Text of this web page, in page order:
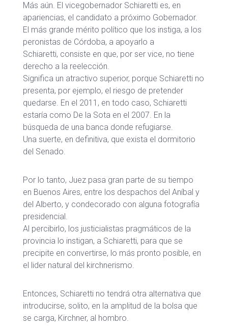
Más aún. El vicegobernador Schiaretti es, en
apariencias, el candidato a próximo Gobernador.
El más grande mérito político que los instiga, a los
peronistas de Córdoba, a apoyarlo a
Schiaretti, consiste en que, por ser vice, no tiene
derecho a la reelección.
Significa un atractivo superior, porque Schiaretti no
presenta, por ejemplo, el riesgo de pretender
quedarse. En el 2011, en todo caso, Schiaretti
estaría como De la Sota en el 2007. En la
búsqueda de una banca donde refugiarse.
Una suerte, en definitiva, que exista el dormitorio
del Senado.
Por lo tanto, Juez pasa gran parte de su tiempo
en Buenos Aires, entre los despachos del Aníbal y
del Alberto, y condecorado con alguna fotografía
presidencial.
Al percibirlo, los justicialistas pragmáticos de la
provincia lo instigan, a Schiaretti, para que se
precipite en convertirse, lo más pronto posible, en
el lider natural del kirchnerismo.
Entonces, Schiaretti no tendrá otra alternativa que
introducirse, solito, en la amplitud de la bolsa que
se carga, Kirchner, al hombro.